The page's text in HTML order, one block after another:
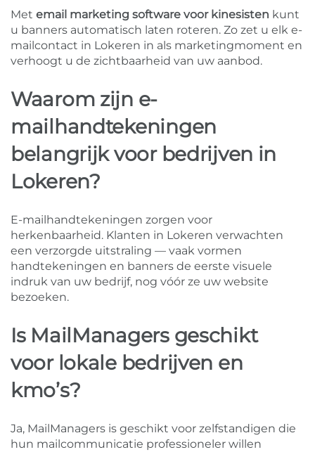
Met email marketing software voor kinesisten kunt
u banners automatisch laten roteren. Zo zet u elk e-
mailcontact in Lokeren in als marketingmoment en
verhoogt u de zichtbaarheid van uw aanbod.
Waarom zijn e-
mailhandtekeningen
belangrijk voor bedrijven in
Lokeren?
E-mailhandtekeningen zorgen voor
herkenbaarheid. Klanten in Lokeren verwachten
een verzorgde uitstraling — vaak vormen
handtekeningen en banners de eerste visuele
indruk van uw bedrijf, nog vóór ze uw website
bezoeken.
Is MailManagers geschikt
voor lokale bedrijven en
kmo’s?
Ja, MailManagers is geschikt voor zelfstandigen die
hun mailcommunicatie professioneler willen